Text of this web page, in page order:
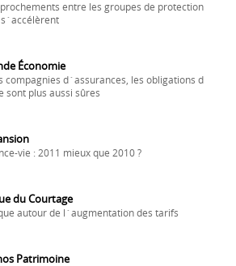
entre les groupes de protection
Économie
compagnies d´assurances, les obligations d
sont plus aussi sûres
vie : 2011 mieux que 2010 ?
du Courtage
autour de l´augmentation des tarifs
Patrimoine